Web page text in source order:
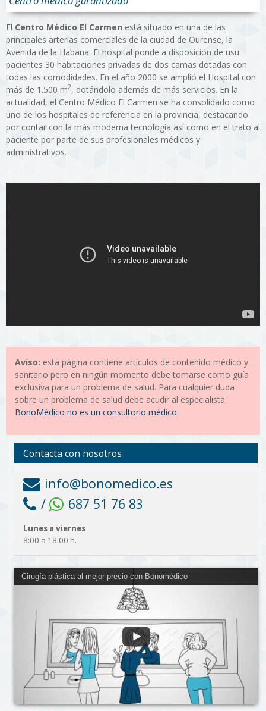
El Centro Médico El Carmen está situado en una de las
principales arterias comerciales de la ciudad de Ourense, la
Avenida de la Habana. El hospital ponde a disposición de usu
pacientes 30 habitaciones privadas de dos camas dotadas con
todas las comodidades. En el año 2000 se amplió el Hospital con
más de 1.500 m2, dotándolo además de más servicios. En la
actualidad, el Centro Médico El Carmen se ha consolidado como
uno de los hospitales de referencia en la provincia, destacando
por contar con la más moderna tecnología así como en el trato al
paciente por parte de sus profesionales médicos y
administrativos.
Aviso: esta página contiene artículos de contenido médico y
sanitario pero en ningún momento debe tomarse como guía
exclusiva para un problema de salud. Para cualquier duda
sobre un problema de salud debe acudir al especialista.
BonoMédico no es un consultorio médico.
Contacta con nosotros
info@bonomedico.es
/
687 51 76 83
Lunes a viernes
8:00 a 18:00 h.
Cirugía plástica al mejor precio con Bonomédico